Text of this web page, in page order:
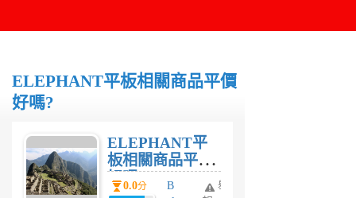
ELEPHANT平板相關商品平價
好嗎?
ELEPHANT平
板相關商品平價
好嗎?
0.0分
B
舉